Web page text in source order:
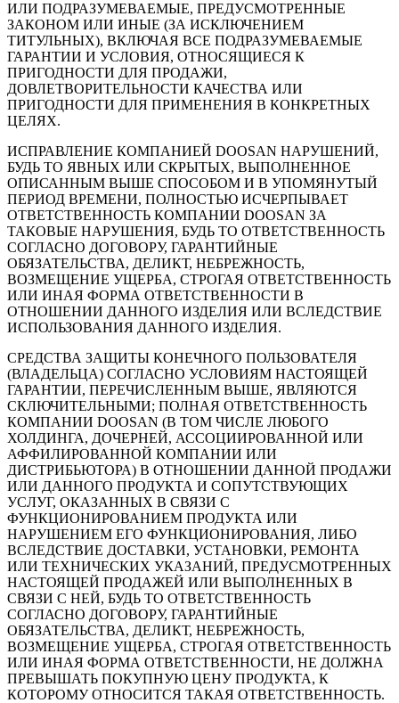
ИЛИ ПОДРАЗУМЕВАЕМЫЕ, ПРЕДУСМОТРЕННЫЕ
ЗАКОНОМ ИЛИ ИНЫЕ (ЗА ИСКЛЮЧЕНИЕМ
ТИТУЛЬНЫХ), ВКЛЮЧАЯ ВСЕ ПОДРАЗУМЕВАЕМЫЕ
ГАРАНТИИ И УСЛОВИЯ, ОТНОСЯЩИЕСЯ К
ПРИГОДНОСТИ ДЛЯ ПРОДАЖИ,
ДОВЛЕТВОРИТЕЛЬНОСТИ КАЧЕСТВА ИЛИ
ПРИГОДНОСТИ ДЛЯ ПРИМЕНЕНИЯ В КОНКРЕТНЫХ
ЦЕЛЯХ.
ИСПРАВЛЕНИЕ КОМПАНИЕЙ DOOSAN НАРУШЕНИЙ,
БУДЬ ТО ЯВНЫХ ИЛИ СКРЫТЫХ, ВЫПОЛНЕННОЕ
ОПИСАННЫМ ВЫШЕ СПОСОБОМ И В УПОМЯНУТЫЙ
ПЕРИОД ВРЕМЕНИ, ПОЛНОСТЬЮ ИСЧЕРПЫВАЕТ
ОТВЕТСТВЕННОСТЬ КОМПАНИИ DOOSAN ЗА
ТАКОВЫЕ НАРУШЕНИЯ, БУДЬ ТО ОТВЕТСТВЕННОСТЬ
СОГЛАСНО ДОГОВОРУ, ГАРАНТИЙНЫЕ
ОБЯЗАТЕЛЬСТВА, ДЕЛИКТ, НЕБРЕЖНОСТЬ,
ВОЗМЕЩЕНИЕ УЩЕРБА, СТРОГАЯ ОТВЕТСТВЕННОСТЬ
ИЛИ ИНАЯ ФОРМА ОТВЕТСТВЕННОСТИ В
ОТНОШЕНИИ ДАННОГО ИЗДЕЛИЯ ИЛИ ВСЛЕДСТВИЕ
ИСПОЛЬЗОВАНИЯ ДАННОГО ИЗДЕЛИЯ.
СРЕДСТВА ЗАЩИТЫ КОНЕЧНОГО ПОЛЬЗОВАТЕЛЯ
(ВЛАДЕЛЬЦА) СОГЛАСНО УСЛОВИЯМ НАСТОЯЩЕЙ
ГАРАНТИИ, ПЕРЕЧИСЛЕННЫМ ВЫШЕ, ЯВЛЯЮТСЯ
СКЛЮЧИТЕЛЬНЫМИ; ПОЛНАЯ ОТВЕТСТВЕННОСТЬ
КОМПАНИИ DOOSAN (В ТОМ ЧИСЛЕ ЛЮБОГО
ХОЛДИНГА, ДОЧЕРНЕЙ, АССОЦИИРОВАННОЙ ИЛИ
АФФИЛИРОВАННОЙ КОМПАНИИ ИЛИ
ДИСТРИБЬЮТОРА) В ОТНОШЕНИИ ДАННОЙ ПРОДАЖИ
ИЛИ ДАННОГО ПРОДУКТА И СОПУТСТВУЮЩИХ
УСЛУГ, ОКАЗАННЫХ В СВЯЗИ С
ФУНКЦИОНИРОВАНИЕМ ПРОДУКТА ИЛИ
НАРУШЕНИЕМ ЕГО ФУНКЦИОНИРОВАНИЯ, ЛИБО
ВСЛЕДСТВИЕ ДОСТАВКИ, УСТАНОВКИ, РЕМОНТА
ИЛИ ТЕХНИЧЕСКИХ УКАЗАНИЙ, ПРЕДУСМОТРЕННЫХ
НАСТОЯЩЕЙ ПРОДАЖЕЙ ИЛИ ВЫПОЛНЕННЫХ В
СВЯЗИ С НЕЙ, БУДЬ ТО ОТВЕТСТВЕННОСТЬ
СОГЛАСНО ДОГОВОРУ, ГАРАНТИЙНЫЕ
ОБЯЗАТЕЛЬСТВА, ДЕЛИКТ, НЕБРЕЖНОСТЬ,
ВОЗМЕЩЕНИЕ УЩЕРБА, СТРОГАЯ ОТВЕТСТВЕННОСТЬ
ИЛИ ИНАЯ ФОРМА ОТВЕТСТВЕННОСТИ, НЕ ДОЛЖНА
ПРЕВЫШАТЬ ПОКУПНУЮ ЦЕНУ ПРОДУКТА, К
КОТОРОМУ ОТНОСИТСЯ ТАКАЯ ОТВЕТСТВЕННОСТЬ.